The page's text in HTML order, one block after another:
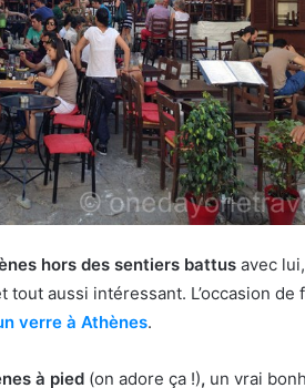
hors des sentiers battus avec
tout aussi intéressant. L’occasion de
verre à Athènes.
à pied (on adore ça !), un vrai